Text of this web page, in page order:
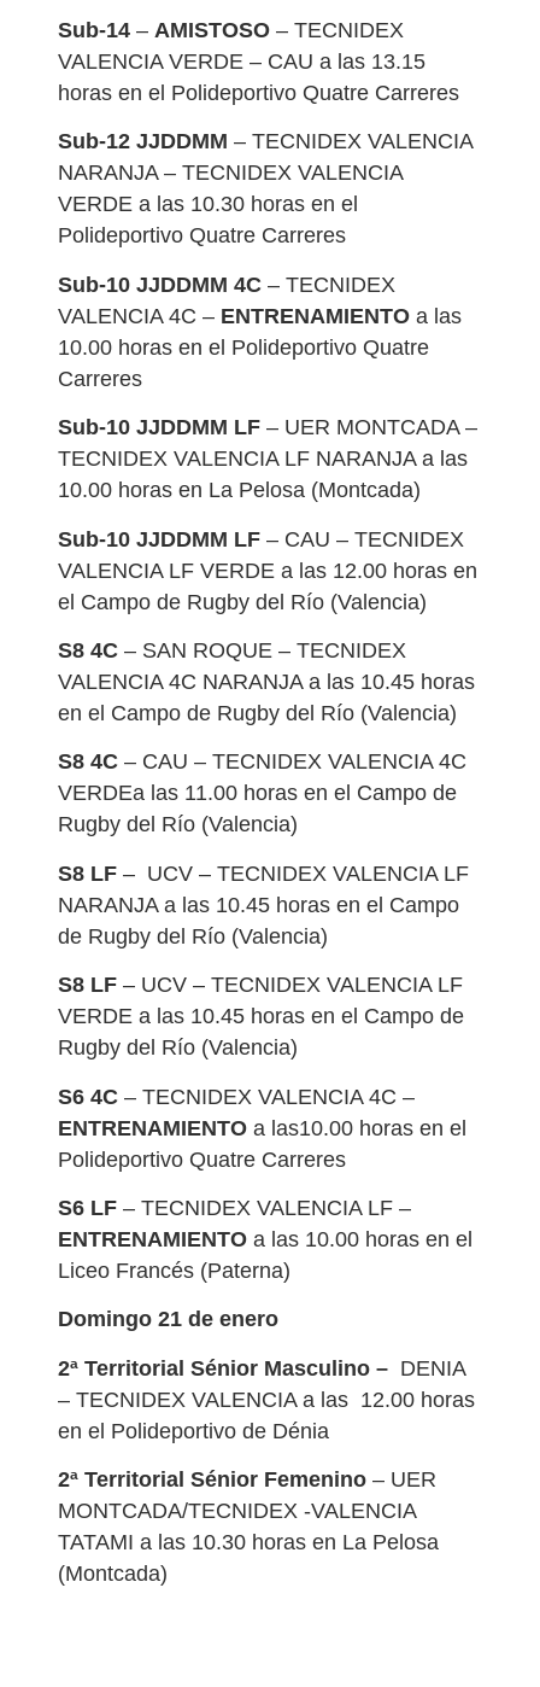
Sub-14 – AMISTOSO – TECNIDEX
VALENCIA VERDE – CAU a las 13.15
horas en el Polideportivo Quatre Carreres
Sub-12 JJDDMM – TECNIDEX VALENCIA
NARANJA – TECNIDEX VALENCIA
VERDE a las 10.30 horas en el
Polideportivo Quatre Carreres
Sub-10 JJDDMM 4C – TECNIDEX
VALENCIA 4C – ENTRENAMIENTO a las
10.00 horas en el Polideportivo Quatre
Carreres
Sub-10 JJDDMM LF – UER MONTCADA –
TECNIDEX VALENCIA LF NARANJA a las
10.00 horas en La Pelosa (Montcada)
Sub-10 JJDDMM LF – CAU – TECNIDEX
VALENCIA LF VERDE a las 12.00 horas en
el Campo de Rugby del Río (Valencia)
S8 4C – SAN ROQUE – TECNIDEX
VALENCIA 4C NARANJA a las 10.45 horas
en el Campo de Rugby del Río (Valencia)
S8 4C – CAU – TECNIDEX VALENCIA 4C
VERDEa las 11.00 horas en el Campo de
Rugby del Río (Valencia)
S8 LF – UCV – TECNIDEX VALENCIA LF
NARANJA a las 10.45 horas en el Campo
de Rugby del Río (Valencia)
S8 LF – UCV – TECNIDEX VALENCIA LF
VERDE a las 10.45 horas en el Campo de
Rugby del Río (Valencia)
S6 4C – TECNIDEX VALENCIA 4C –
ENTRENAMIENTO a las10.00 horas en el
Polideportivo Quatre Carreres
S6 LF – TECNIDEX VALENCIA LF –
ENTRENAMIENTO a las 10.00 horas en el
Liceo Francés (Paterna)
Domingo 21 de enero
2ª Territorial Sénior Masculino – DENIA
– TECNIDEX VALENCIA a las 12.00 horas
en el Polideportivo de Dénia
2ª Territorial Sénior Femenino – UER
MONTCADA/TECNIDEX -VALENCIA
TATAMI a las 10.30 horas en La Pelosa
(Montcada)